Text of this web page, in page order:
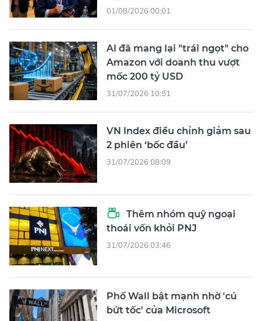
01/08/2026 00:01
AI đã mang lại "trái ngọt" cho
Amazon với doanh thu vượt
mốc 200 tỷ USD
31/07/2026 10:51
VN Index điều chỉnh giảm sau
2 phiên ‘bốc đầu’
31/07/2026 08:09
Thêm nhóm quỹ ngoại
thoái vốn khỏi PNJ
31/07/2026 03:46
Phố Wall bật mạnh nhờ 'cú
bứt tốc' của Microsoft